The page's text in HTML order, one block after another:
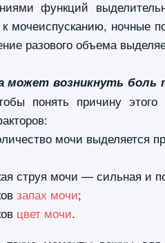
функций
мочеиспусканию, ночные
разового объема
может возникнуть боль
понять причину этого
мочи выделяется
струя мочи — сильная и
запах мочи;
цвет мочи.